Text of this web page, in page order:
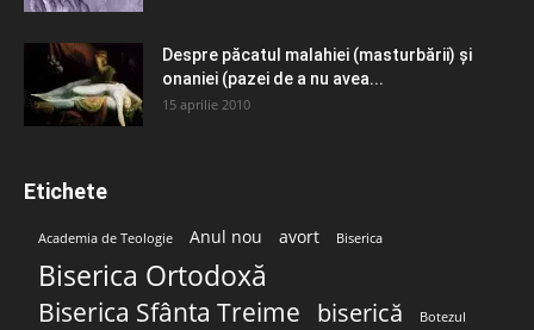
Despre păcatul malahiei (masturbării) şi
onaniei (pazei de a nu avea...
15 aprilie 2010
Etichete
Academia de Teologie Anul nou avort Biserica
Biserica Ortodoxă
Biserica Sfânta Treime biserică Botezul